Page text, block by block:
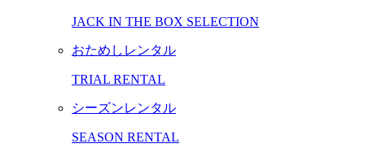
JACK IN THE BOX SELECTION
おためしレンタル
TRIAL RENTAL
シーズンレンタル
SEASON RENTAL